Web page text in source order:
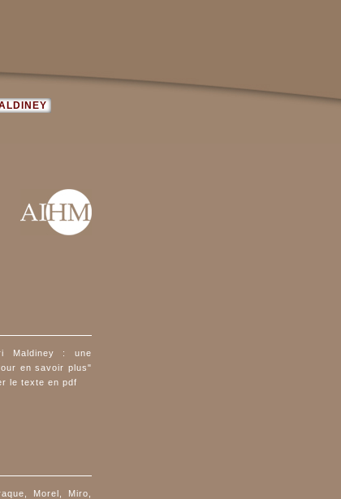
Maldiney : une
en savoir plus"
le texte en pdf
Morel, Miro,